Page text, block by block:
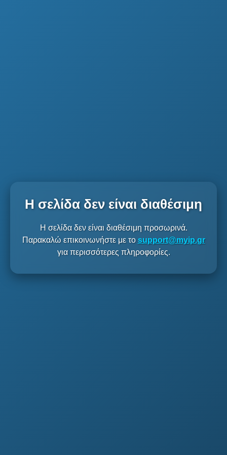
Η σελίδα δεν είναι διαθέσιμη
Η σελίδα δεν είναι διαθέσιμη προσωρινά.
Παρακαλώ επικοινωνήστε με το support@myip.gr
για περισσότερες πληροφορίες.